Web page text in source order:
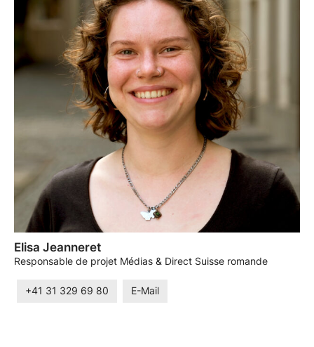
Elisa Jeanneret
Responsable de projet Médias & Direct Suisse romande
+41 31 329 69 80 E-Mail